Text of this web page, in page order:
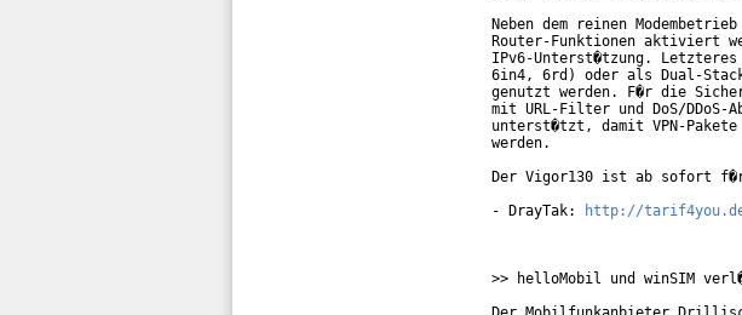
Neben dem reinen
Router-Funktionen aktiviert
IPv6-Unterst�tzung. Letzteres
6in4, 6rd) oder als Dual-
genutzt werden. F�r die
mit URL-Filter und DoS/DDoS-
unterst�tzt, damit VPN-
werden.
Der Vigor130 ist ab sofort
- DrayTak:
http://
>> helloMobil und winSIM